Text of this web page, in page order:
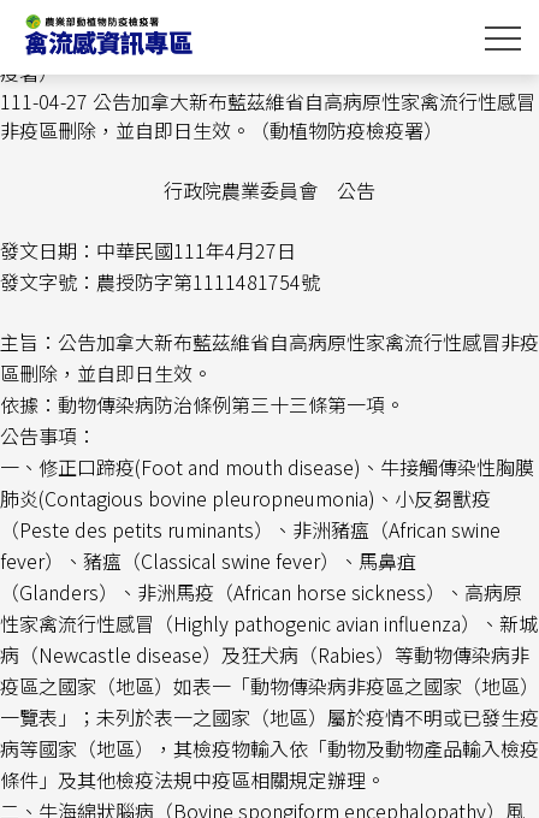
主
要
內
首頁>最新消息> 111-04-27 公告加拿大新布藍茲維省自高病原
性家禽流行性感冒非疫區刪除，並自即日生效。（動植物防疫檢
疫署）
111-04-27 公告加拿大新布藍茲維省自高病原性家禽流行性感冒
非疫區刪除，並自即日生效。（動植物防疫檢疫署）
行政院農業委員會 公告
發文日期：中華民國111年4月27日
發文字號：農授防字第1111481754號
主旨：公告加拿大新布藍茲維省自高病原性家禽流行性感冒非疫
區刪除，並自即日生效。
依據：動物傳染病防治條例第三十三條第一項。
公告事項：
一、修正口蹄疫(Foot and mouth disease)、牛接觸傳染性胸膜
肺炎(Contagious bovine pleuropneumonia)、小反芻獸疫
（Peste des petits ruminants）、非洲豬瘟（African swine
fever）、豬瘟（Classical swine fever）、馬鼻疽
（Glanders）、非洲馬疫（African horse sickness）、高病原
性家禽流行性感冒（Highly pathogenic avian influenza）、新城
病（Newcastle disease）及狂犬病（Rabies）等動物傳染病非
疫區之國家（地區）如表一「動物傳染病非疫區之國家（地區）
一覽表」；未列於表一之國家（地區）屬於疫情不明或已發生疫
病等國家（地區）， 其檢疫物輸入依「動物及動物產品輸入檢疫
條件」及其他檢疫法規中疫區相關規定辦理。
二、牛海綿狀腦病（Bovine spongiform encephalopathy）風